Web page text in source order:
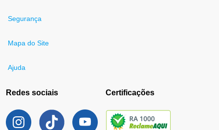
Segurança
Mapa do Site
Ajuda
Redes sociais Certificações